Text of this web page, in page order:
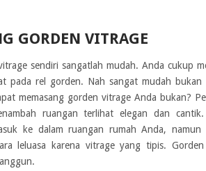
GORDEN VITRAGE
sendiri sangatlah mudah. Anda cukup
pada rel gorden. Nah sangat mudah bukan
memasang gorden vitrage Anda bukan?
ruangan terlihat elegan dan
ke dalam ruangan rumah Anda,
leluasa karena vitrage yang tipis.